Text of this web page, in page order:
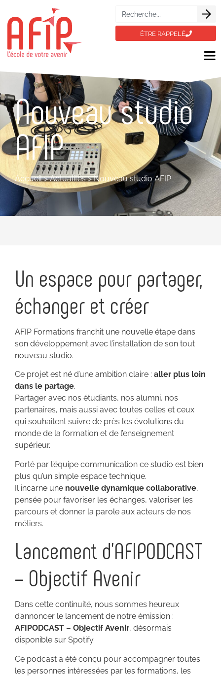
ÊTRE RAPPELÉ
Nouveau studio
AFIP
Accueil>Actualités>Nouveau studio AFIP
Un espace pour partager,
échanger et créer
AFIP Formations franchit une nouvelle étape dans
son développement avec l’installation de son tout
nouveau studio.
Ce projet est né d’une ambition claire : aller plus loin
dans le partage.
Partager avec nos étudiants, nos alumni, nos
partenaires, mais aussi avec toutes celles et ceux
qui souhaitent suivre de près les évolutions du
monde de la formation et de l’enseignement
supérieur.
Porté par l’équipe communication ce studio est bien
plus qu’un simple espace technique.
Il incarne une nouvelle dynamique collaborative,
pensée pour favoriser les échanges, valoriser les
parcours et donner la parole aux acteurs de nos
métiers.
Lancement d’AFIPODCAST
– Objectif Avenir
Dans cette continuité, nous sommes heureux
d’annoncer le lancement de notre émission :
AFIPODCAST – Objectif Avenir, désormais
disponible sur Spotify.
Ce podcast a été conçu pour accompagner toutes
les personnes intéressées par les formations, les